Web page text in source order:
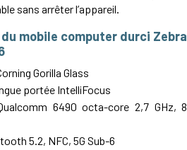
sans arrêter l’appareil.
mobile computer durci Zebra
Gorilla Glass
portée IntelliFocus
6490 octa-core 2,7 GHz, 8
5.2, NFC, 5G Sub-6